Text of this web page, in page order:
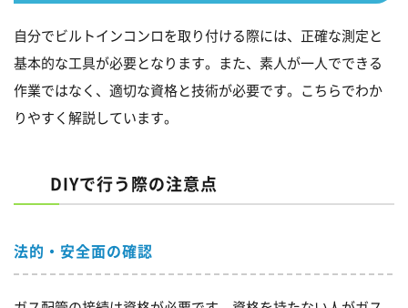
自分でビルトインコンロを取り付ける際には、正確な測定と
基本的な工具が必要となります。また、素人が一人でできる
作業ではなく、適切な資格と技術が必要です。こちらでわか
りやすく解説しています。
DIYで行う際の注意点
法的・安全面の確認